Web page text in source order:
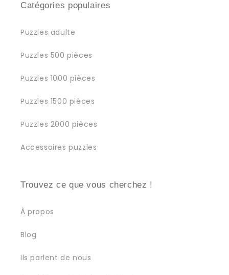
Catégories populaires
Puzzles adulte
Puzzles 500 pièces
Puzzles 1000 pièces
Puzzles 1500 pièces
Puzzles 2000 pièces
Accessoires puzzles
Trouvez ce que vous cherchez !
À propos
Blog
Ils parlent de nous